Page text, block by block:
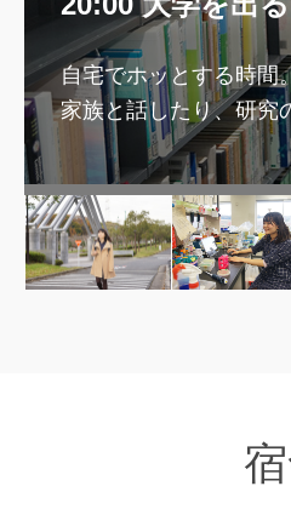
自宅でホッとする時間
家族と話したり、研究